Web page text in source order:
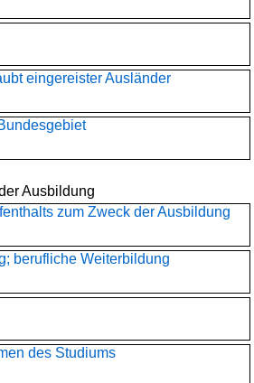
eingereister Ausländer
Ausbildung
zum Zweck der Ausbildung
berufliche Weiterbildung
des Studiums